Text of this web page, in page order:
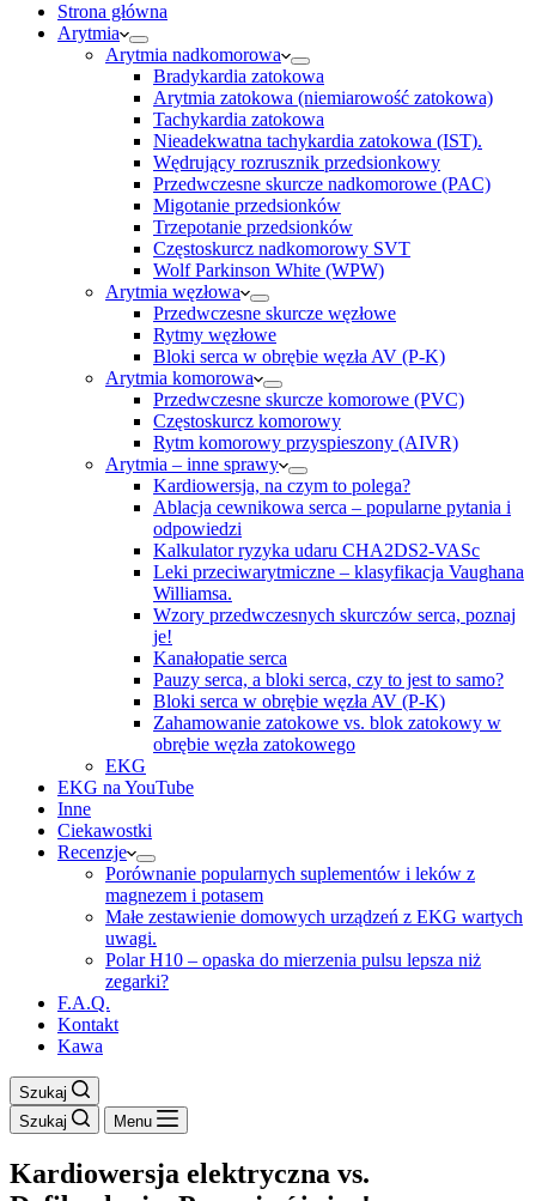
Strona główna
Arytmia
Arytmia nadkomorowa
Bradykardia zatokowa
Arytmia zatokowa (niemiarowość zatokowa)
Tachykardia zatokowa
Nieadekwatna tachykardia zatokowa (IST).
Wędrujący rozrusznik przedsionkowy
Przedwczesne skurcze nadkomorowe (PAC)
Migotanie przedsionków
Trzepotanie przedsionków
Częstoskurcz nadkomorowy SVT
Wolf Parkinson White (WPW)
Arytmia węzłowa
Przedwczesne skurcze węzłowe
Rytmy węzłowe
Bloki serca w obrębie węzła AV (P-K)
Arytmia komorowa
Przedwczesne skurcze komorowe (PVC)
Częstoskurcz komorowy
Rytm komorowy przyspieszony (AIVR)
Arytmia – inne sprawy
Kardiowersja, na czym to polega?
Ablacja cewnikowa serca – popularne pytania i
odpowiedzi
Kalkulator ryzyka udaru CHA2DS2-VASc
Leki przeciwarytmiczne – klasyfikacja Vaughana
Williamsa.
Wzory przedwczesnych skurczów serca, poznaj
je!
Kanałopatie serca
Pauzy serca, a bloki serca, czy to jest to samo?
Bloki serca w obrębie węzła AV (P-K)
Zahamowanie zatokowe vs. blok zatokowy w
obrębie węzła zatokowego
EKG
EKG na YouTube
Inne
Ciekawostki
Recenzje
Porównanie popularnych suplementów i leków z
magnezem i potasem
Małe zestawienie domowych urządzeń z EKG wartych
uwagi.
Polar H10 – opaska do mierzenia pulsu lepsza niż
zegarki?
F.A.Q.
Kontakt
Kawa
Szukaj
Szukaj
Menu
Kardiowersja elektryczna vs.